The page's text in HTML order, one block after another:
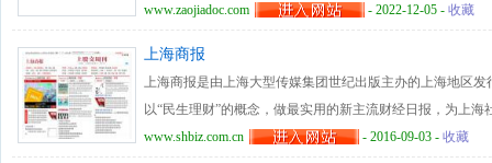
www.zaojiadoc.com - 2022-12-05 - 收藏
上海商报
上海商报是由上海大型传媒集团世纪出版主办的上海地区
以“民生理财”的概念，做最实用的新主流财经日报，为上
资阶层服务，提供及时可靠的政策动向、社情分析、投资
www.shbiz.com.cn - 2016-09-03 - 收藏